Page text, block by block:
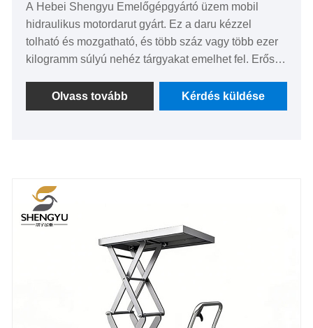
A Hebei Shengyu Emelőgépgyártó üzem mobil
hidraulikus motordarut gyárt. Ez a daru kézzel
tolható és mozgatható, és több száz vagy több ezer
kilogramm súlyú nehéz tárgyakat emelhet fel. Erős
tápellátást, működése egyszerű és hordozható.
Alkalmas különféle környezetekben, mint például
Olvass tovább Kérdés küldése